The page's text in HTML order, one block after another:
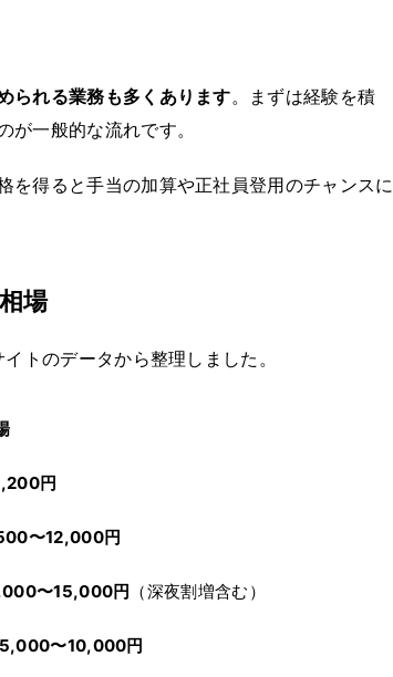
られる業務も多くあります。まずは経験を積
一般的な流れです。
を得ると手当の加算や正社員登用のチャンスに
場
トのデータから整理しました。
円
〜12,000円
〜15,000円 （深夜割増含む）
5,000〜10,000円